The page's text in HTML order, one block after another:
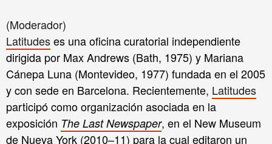
(Moderador)
Latitudeses una oficina curatorial independiente
dirigida por Max Andrews (Bath, 1975) y Mariana
Cánepa Luna (Montevideo, 1977) fundada en el 2005
y con sede en Barcelona. Recientemente, Latitudes
participó como organización asociada en la
exposición The Last Newspaper, en el New Museum
de Nueva York (2010–11) para la cual editaron un